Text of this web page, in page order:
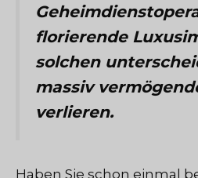
florierende
solchen
massiv
verlieren.
Haben Sie schon einmal